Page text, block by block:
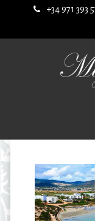
+34 971 393